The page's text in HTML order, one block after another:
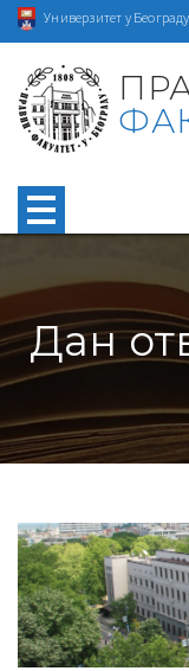
Универзитет у Београду
Дан